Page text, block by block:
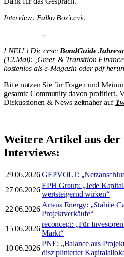
Interview: Falko Bozicevic
—————-
! NEU ! Die erste BondGuide
(12.Mai): ‚ Green & Transition Finance
kostenlos als e-Magazin oder pdf
Bitte nutzen Sie für Fragen und
gesamte Community davon profitiert.
Diskussionen & News zeitnaher auf
Weitere Artikel aus der
Interviews:
29.06.2026 GEPVOLT:
27.06.2026
EPH Group: „Jede
wertsteigernd wirken“
22.06.2026
Arteus Energy: „Stabile
Projektverkäufe“
15.06.2026
reconcept: „Für
Markt“
10.06.2026
PNE: „Balance aus
disziplinierter